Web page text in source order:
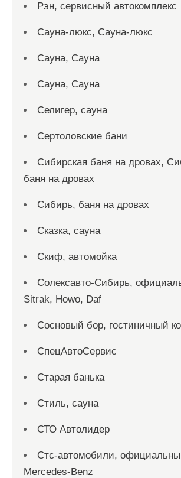
Рэн, сервисный автокомплекс
Сауна-люкс, Сауна-люкс
Сауна, Сауна
Сауна, Сауна
Селигер, сауна
Сертоловские бани
Сибирская баня на дровах,
баня на дровах
Сибирь, баня на дровах
Сказка, сауна
Скиф, автомойка
Солексавто-Сибирь,
Sitrak, Howo, Daf
Сосновый бор, гостиничный
СпецАвтоСервис
Старая банька
Стиль, сауна
СТО Автолидер
Стс-автомобили,
Mercedes-Benz